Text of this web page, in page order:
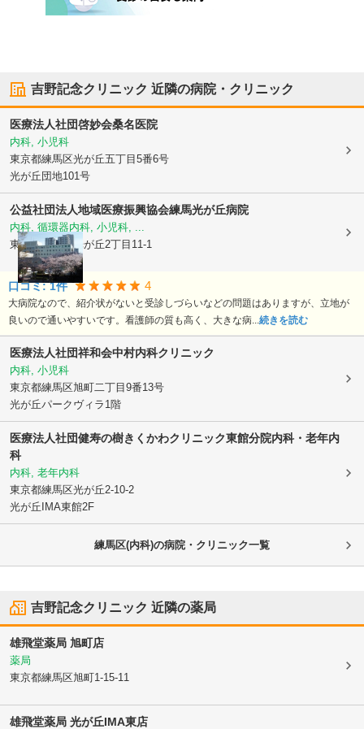
吉野記念クリニック 近隣の病院・クリニック
医療法人社団啓妙会桑名医院
内科, 小児科
東京都練馬区光が丘五丁目5番6号
光が丘団地101号
公益社団法人地域医療振興協会練馬光が丘病院
内科, 循環器内科, 小児科, ...
東京都練馬区 光が丘2丁目11-1
口コミ:1件 4
大病院なので、紹介状がないと受診しづらいなどの問題はありますが、立地が
良いので通いやすいです。看護師の質も高く、大きな病... 続きを読む
医療法人社団祥和会中村内科クリニック
内科, 小児科
東京都練馬区旭町二丁目9番13号
光が丘パークヴィラ1階
医療法人社団健寿の樹きくかわクリニック東館分院内科・老年内
科
内科, 老年内科
東京都練馬区光が丘2-10-2
光が丘IMA東館2F
練馬区(内科)の病院・クリニック一覧
吉野記念クリニック 近隣の薬局
雄飛堂薬局 旭町店
薬局
東京都練馬区旭町1-15-11
雄飛堂薬局 光が丘IMA東店